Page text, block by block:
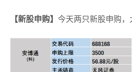
【新股申购】 今天两只新股申购，